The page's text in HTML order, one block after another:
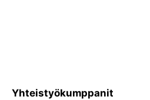
Yhteistyökumppanit